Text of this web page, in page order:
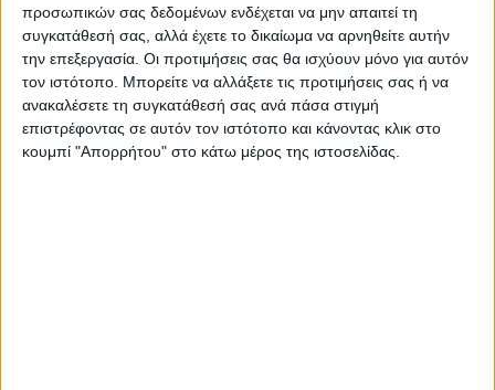
προσωπικών σας δεδομένων ενδέχεται να μην απαιτεί τη
συγκατάθεσή σας, αλλά έχετε το δικαίωμα να αρνηθείτε αυτήν
την επεξεργασία. Οι προτιμήσεις σας θα ισχύουν μόνο για αυτόν
τον ιστότοπο. Μπορείτε να αλλάξετε τις προτιμήσεις σας ή να
ανακαλέσετε τη συγκατάθεσή σας ανά πάσα στιγμή
επιστρέφοντας σε αυτόν τον ιστότοπο και κάνοντας κλικ στο
κουμπί "Απορρήτου" στο κάτω μέρος της ιστοσελίδας.
https://neosagon.gr
Η Αρχαιότερη Καθημερινή Πρωινή Εφημερίδα της Καρδίτσας